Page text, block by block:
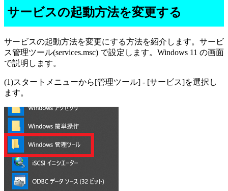
サービスの起動方法を変更する
サービスの起動方法を変更にする方法を紹介します。サービ
ス管理ツール(services.msc) で設定します。Windows 11 の画面
で説明します。
(1)スタートメニューから[管理ツール] - [サービス]を選択し
ます。